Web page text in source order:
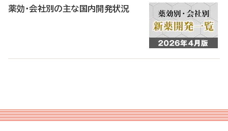
薬効・会社別の主な国内開発状況